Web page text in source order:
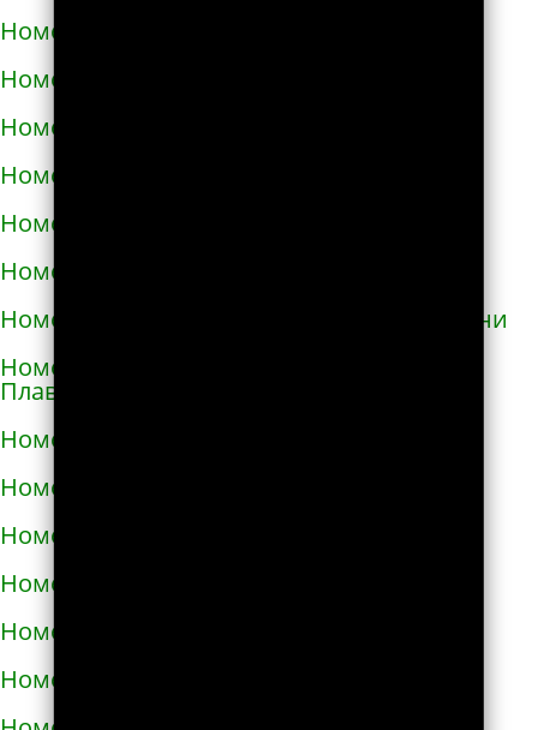
Номера телефонов такси в Вышгороде
Номера телефонов такси в Гайвороне
Номера телефонов такси в Гайсине
Номера телефонов такси в Геническе
Номера телефонов такси в Глухове
Номера телефонов такси в Гнивани
Номера телефонов такси в Голой Пристани
Номера телефонов такси в Горишних
Плавнях
Номера телефонов такси в Городище
Номера телефонов такси в Городке
Номера телефонов такси в Городке
Номера телефонов такси в Гостомеле
Номера телефонов такси в Гребёнке
Номера телефонов такси в Дергачах